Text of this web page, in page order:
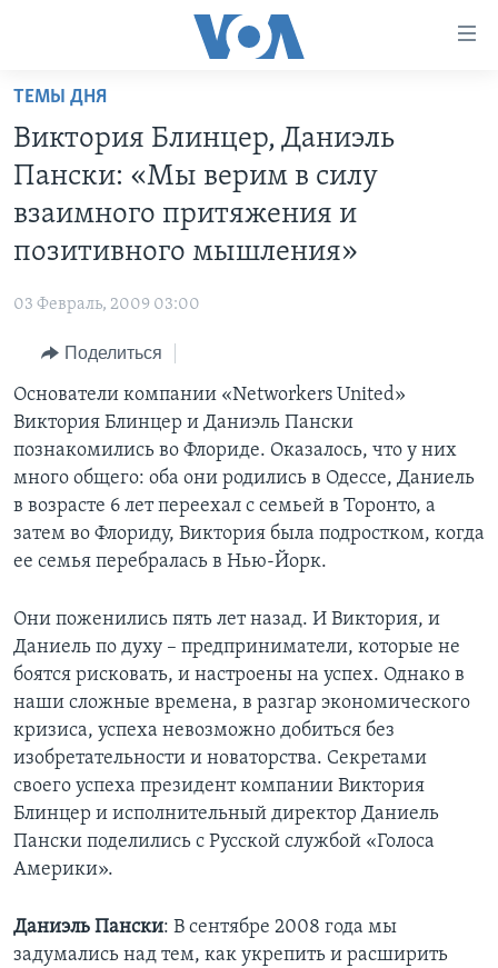
Перейти
основной
контент
основной
Перейти
поиск
ПРОГРАММЫ
ПОЧЕМУ ЭТО ВАЖНО?
ДИСКУССИЯ VOA
ДЕТАЛИ
НЬЮ-ЙОРК NEW YORK
АМЕРИКА. БОЛЬШОЕ ПУТЕШЕСТВИЕ
А КАК В АМЕРИКЕ?
АРТЕФАКТЫ
АМЕРИКАНСКИЕ ГОРОДКИ
ТЕСТЫ
ФАКТЫ ПРОТИВ ФЕЙКОВ
ЗА СВОБОДУ ПРЕССЫ
УЧИМ АНГЛИЙСКИЙ
ВИДЕО
ПОДПИСКА НА НОВОСТИ
Learning English
Языки
ТЕМЫ ДНЯ
Виктория Блинцер, Даниэль
Пански: «Мы верим в силу
взаимного притяжения и
позитивного мышления»
03 Февраль, 2009 03:00
Поделиться
Основатели компании «Networkers United»
Виктория Блинцер и Даниэль Пански
познакомились во Флориде. Оказалось, что у них
много общего: оба они родились в Одессе, Даниель
в возрасте 6 лет переехал с семьей в Торонто, а
затем во Флориду, Виктория была подростком, когда
ее семья перебралась в Нью-Йорк.
Они поженились пять лет назад. И Виктория, и
Даниель по духу – предприниматели, которые не
боятся рисковать, и настроены на успех. Однако в
наши сложные времена, в разгар экономического
кризиса, успеха невозможно добиться без
изобретательности и новаторства. Секретами
своего успеха президент компании Виктория
Блинцер и исполнительный директор Даниель
Пански поделились с Русской службой «Голоса
Америки».
Даниэль Пански: В сентябре 2008 года мы
задумались над тем, как укрепить и расширить